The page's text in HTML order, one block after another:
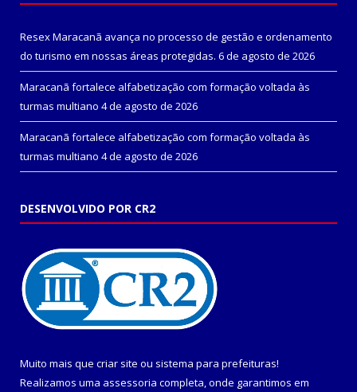
Resex Maracanã avança no processo de gestão e ordenamento
do turismo em nossas áreas protegidas. 6 de agosto de 2026
Maracanã fortalece alfabetização com formação voltada às
turmas multiano 4 de agosto de 2026
Maracanã fortalece alfabetização com formação voltada às
turmas multiano 4 de agosto de 2026
DESENVOLVIDO POR CR2
Muito mais que criar site ou sistema para prefeituras!
Realizamos uma assessoria completa, onde garantimos em